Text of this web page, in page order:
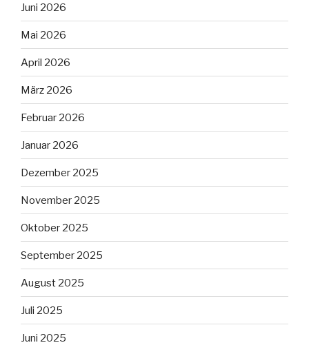
Juni 2026
Mai 2026
April 2026
März 2026
Februar 2026
Januar 2026
Dezember 2025
November 2025
Oktober 2025
September 2025
August 2025
Juli 2025
Juni 2025